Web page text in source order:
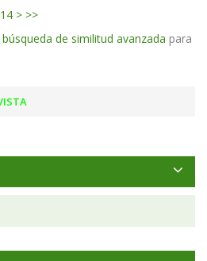
14 > >>
de similitud avanzada para